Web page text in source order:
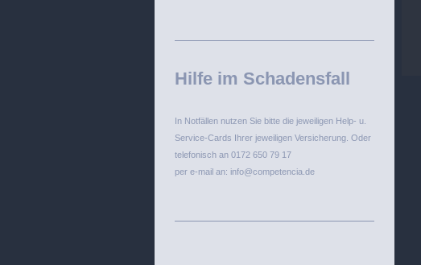
Hilfe im Schadensfall
In Notfällen nutzen Sie bitte die jeweiligen Help- u.
Service-Cards Ihrer jeweiligen Versicherung. Oder
telefonisch an 0172 650 79 17
per e-mail an: info@competencia.de